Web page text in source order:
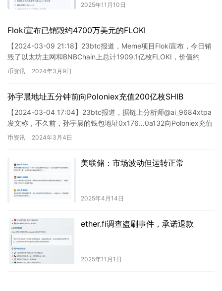
2025年11月10日
Floki宣布已销毁约4700万美元的FLOKI
【2024-03-09 21:18】23btc报道，Meme项目Floki宣布，今日销
毁了以太坊主网和BNBChain上总计1909.1亿枚FLOKI，价值约
4700万美元。
币资讯 2024年3月9日
孙宇晨地址五分钟前向Poloniex充值200亿枚SHIB
【2024-03-04 17:04】23btc报道，据链上分析师@ai_9684xtpa
发文称，不久前，孙宇晨的钱包地址0x176…0a132向Poloniex充值
了2…
币资讯 2024年3月4日
美联储：市场波动但运转正常
2025年4月14日
ether.fi调查盗刷事件，承诺退款
2025年11月1日